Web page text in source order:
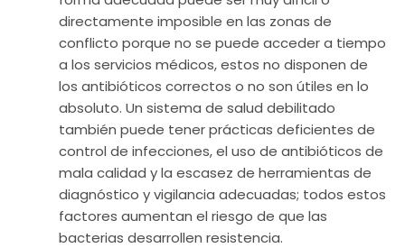
directamente imposible en las zonas de
conflicto porque no se puede acceder a tiempo
a los servicios médicos, estos no disponen de
los antibióticos correctos o no son útiles en lo
absoluto. Un sistema de salud debilitado
también puede tener prácticas deficientes de
control de infecciones, el uso de antibióticos de
mala calidad y la escasez de herramientas de
diagnóstico y vigilancia adecuadas; todos estos
factores aumentan el riesgo de que las
bacterias desarrollen resistencia.